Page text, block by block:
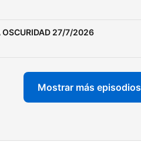
OSCURIDAD 27/7/2026
Mostrar más episodios